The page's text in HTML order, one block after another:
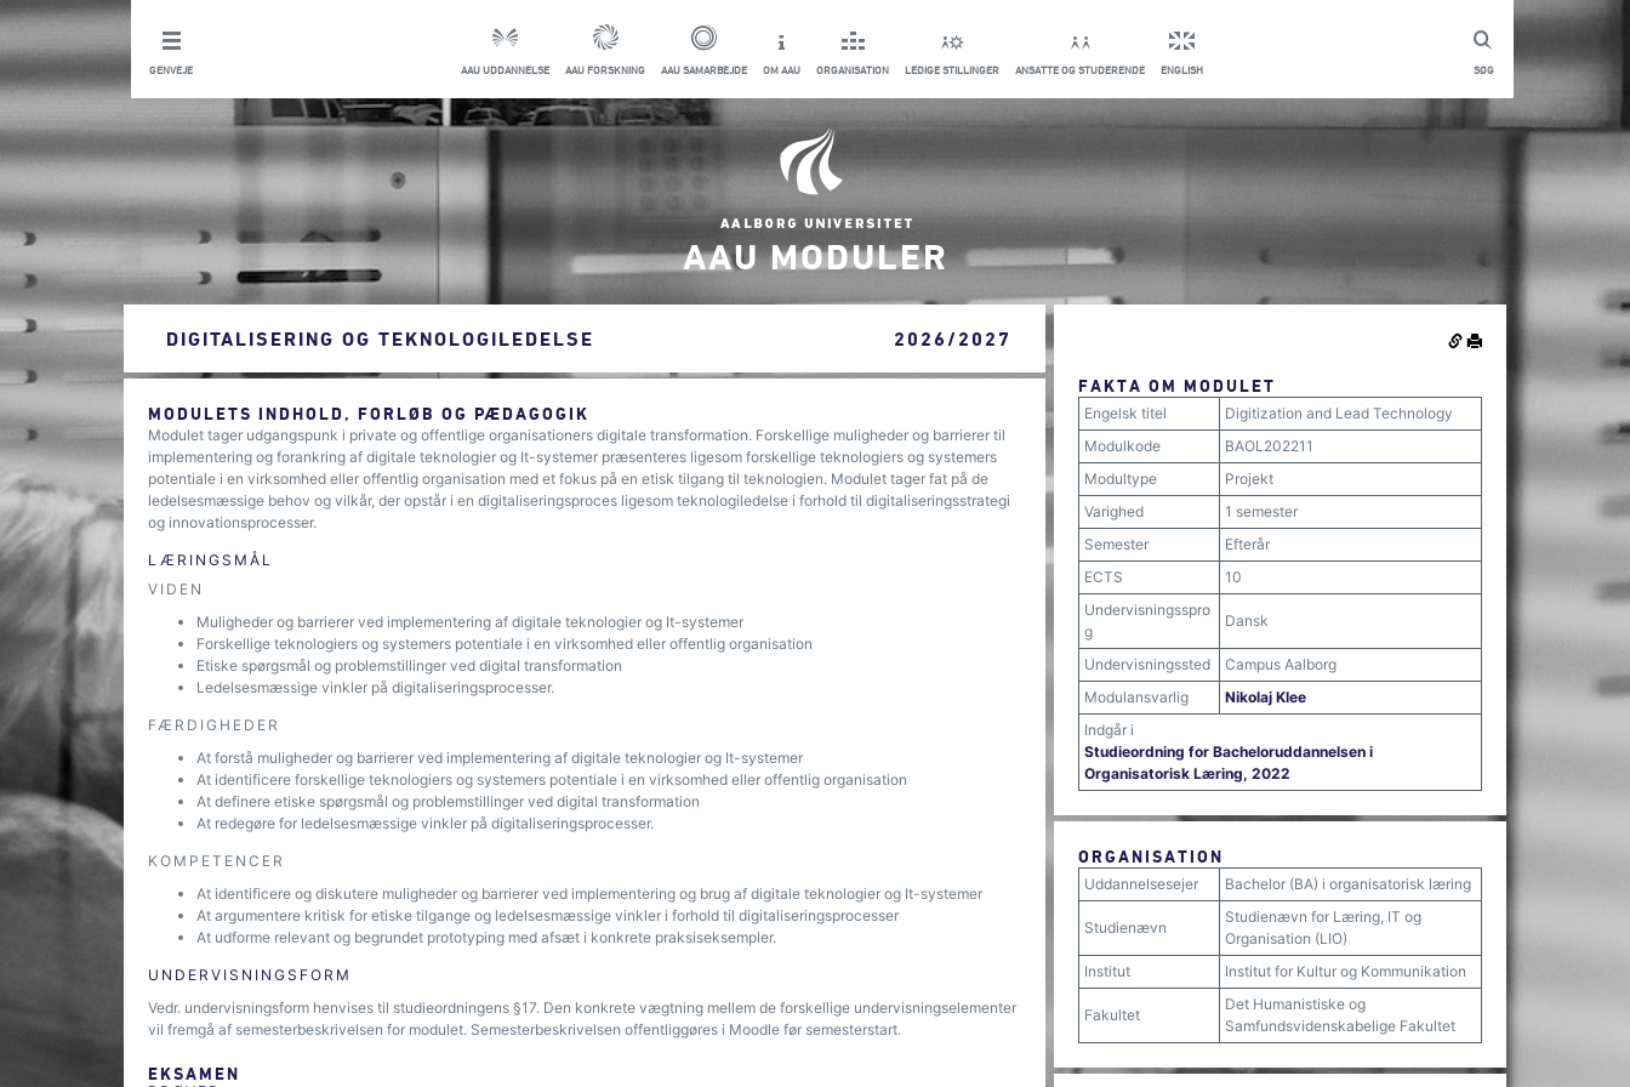
SØG
GENVEJE AAU UDDANNELSE AAU FORSKNING AAU SAMARBEJDE OM AAU ORGANISATION LEDIGE STILLINGER ANSATTE OG STUDERENDE ENGLISH
AAU MODULER
DIGITALISERING OG TEKNOLOGILEDELSE 2026/2027
MODULETS INDHOLD, FORLØB OG PÆDAGOGIK
Modulet tager udgangspunk i private og offentlige organisationers digitale transformation. Forskellige muligheder og barrierer til
implementering og forankring af digitale teknologier og It-systemer præsenteres ligesom forskellige teknologiers og systemers
potentiale i en virksomhed eller offentlig organisation med et fokus på en etisk tilgang til teknologien. Modulet tager fat på de
ledelsesmæssige behov og vilkår, der opstår i en digitaliseringsproces ligesom teknologiledelse i forhold til digitaliseringsstrategi
og innovationsprocesser.
LÆRINGSMÅL
VIDEN
Muligheder og barrierer ved implementering af digitale teknologier og It-systemer
Forskellige teknologiers og systemers potentiale i en virksomhed eller offentlig organisation
Etiske spørgsmål og problemstillinger ved digital transformation
Ledelsesmæssige vinkler på digitaliseringsprocesser.
FÆRDIGHEDER
At forstå muligheder og barrierer ved implementering af digitale teknologier og It-systemer
At identificere forskellige teknologiers og systemers potentiale i en virksomhed eller offentlig organisation
At definere etiske spørgsmål og problemstillinger ved digital transformation
At redegøre for ledelsesmæssige vinkler på digitaliseringsprocesser.
KOMPETENCER
At identificere og diskutere muligheder og barrierer ved implementering og brug af digitale teknologier og It-systemer
At argumentere kritisk for etiske tilgange og ledelsesmæssige vinkler i forhold til digitaliseringsprocesser
At udforme relevant og begrundet prototyping med afsæt i konkrete praksiseksempler.
UNDERVISNINGSFORM
Vedr. undervisningsform henvises til studieordningens §17. Den konkrete vægtning mellem de forskellige undervisningselementer
vil fremgå af semesterbeskrivelsen for modulet. Semesterbeskrivelsen offentliggøres i Moodle før semesterstart.
EKSAMEN
FAKTA OM MODULET
Engelsk titel
Digitization and Lead Technology
Modulkode
BAOL202211
Modultype
Projekt
Varighed
1 semester
Semester
Efterår
ECTS
10
Undervisningsspro
g
Dansk
Undervisningssted
Campus Aalborg
Modulansvarlig
Nikolaj Klee
Indgår i
Studieordning for Bacheloruddannelsen i
Organisatorisk Læring, 2022
ORGANISATION
Uddannelsesejer Bachelor (BA) i organisatorisk læring
Studienævn
Studienævn for Læring, IT og
Organisation (LIO)
Institut
Institut for Kultur og Kommunikation
Fakultet
Det Humanistiske og
Samfundsvidenskabelige Fakultet